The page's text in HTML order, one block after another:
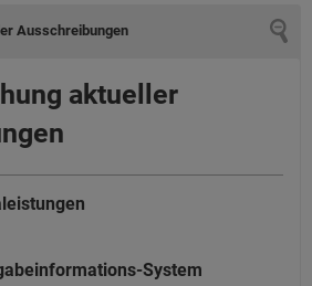
Ausschreibungen
aktueller
System